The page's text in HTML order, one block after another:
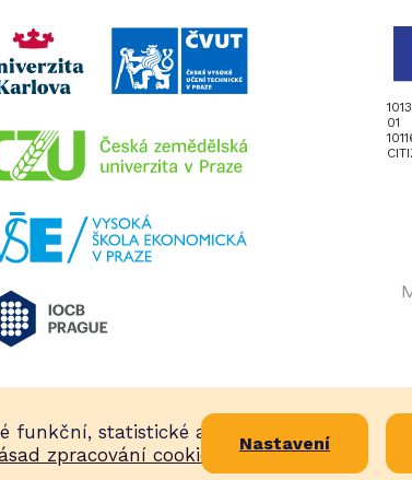
funkční, statistické a
zpracování cookies Nastavení
01